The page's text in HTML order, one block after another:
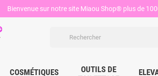
Bienvenue sur notre site Miaou Shop® plus de
COSMÉTIQUES
OUTILS DE